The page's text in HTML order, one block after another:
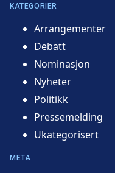
KATEGORIER
Arrangementer
Debatt
Nominasjon
Nyheter
Politikk
Pressemelding
Ukategorisert
META